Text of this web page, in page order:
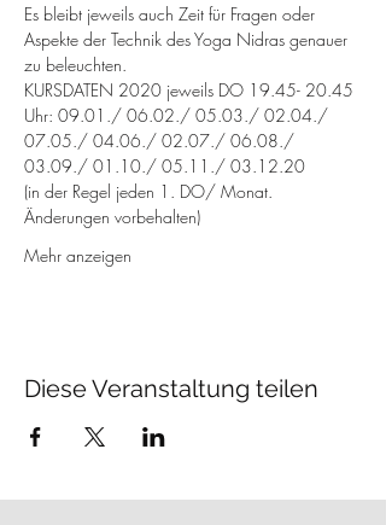
Es bleibt jeweils auch Zeit für Fragen oder
Aspekte der Technik des Yoga Nidras genauer
zu beleuchten.
KURSDATEN 2020 jeweils DO 19.45- 20.45
Uhr: 09.01./ 06.02./ 05.03./ 02.04./
07.05./ 04.06./ 02.07./ 06.08./
03.09./ 01.10./ 05.11./ 03.12.20
(in der Regel jeden 1. DO/ Monat.
Änderungen vorbehalten)
Mehr anzeigen
Diese Veranstaltung teilen